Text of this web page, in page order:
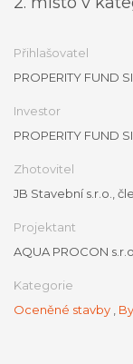
Přihlašovatel
PROPERITY FUND
Investor
PROPERITY FUND
Zhotovitel
JB Stavební s.r.o.,
Projektant
AQUA PROCON
Kategorie
Oceněné stavby